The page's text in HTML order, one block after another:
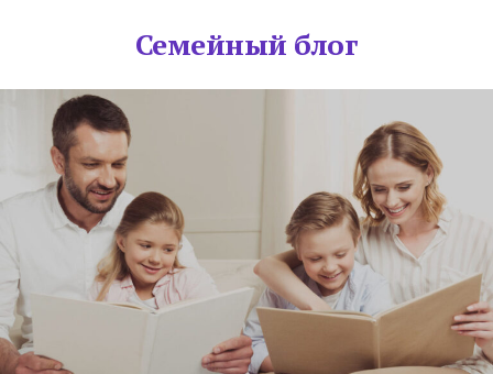
Семейный блог